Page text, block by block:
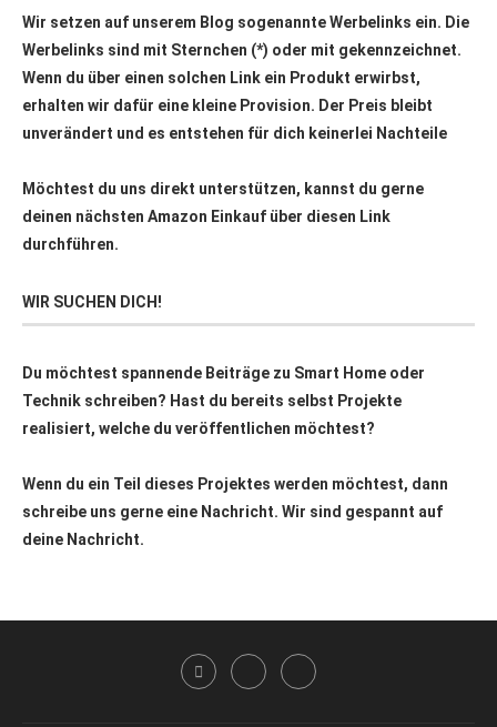
Wir setzen auf unserem Blog sogenannte Werbelinks ein. Die
Werbelinks sind mit Sternchen (*) oder mit gekennzeichnet.
Wenn du über einen solchen Link ein Produkt erwirbst,
erhalten wir dafür eine kleine Provision. Der Preis bleibt
unverändert und es entstehen für dich keinerlei Nachteile
Möchtest du uns direkt unterstützen, kannst du gerne
deinen nächsten Amazon Einkauf über diesen Link
durchführen.
WIR SUCHEN DICH!
Du möchtest spannende Beiträge zu Smart Home oder
Technik schreiben? Hast du bereits selbst Projekte
realisiert, welche du veröffentlichen möchtest?
Wenn du ein Teil dieses Projektes werden möchtest, dann
schreibe uns gerne eine Nachricht. Wir sind gespannt auf
deine Nachricht.